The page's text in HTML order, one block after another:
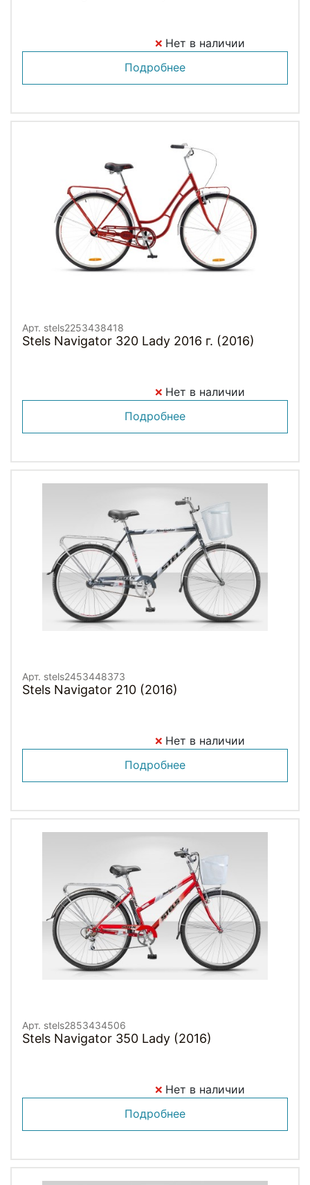
Нет в наличии
Подробнее
Арт. stels2253438418
Stels Navigator 320 Lady 2016 г. (2016)
Нет в наличии
Подробнее
Арт. stels2453448373
Stels Navigator 210 (2016)
Нет в наличии
Подробнее
Арт. stels2853434506
Stels Navigator 350 Lady (2016)
Нет в наличии
Подробнее